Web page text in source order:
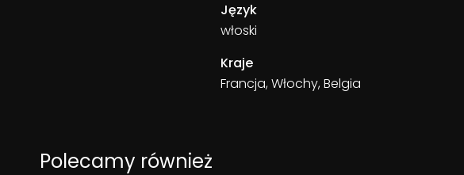
Język
włoski
Kraje
Francja, Włochy, Belgia
Polecamy również